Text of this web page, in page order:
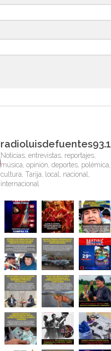
radioluisdefuentes93.1
Noticias, entrevistas, reportajes,
música, opinión, deportes, polémica,
cultura, Tarija, local, nacional,
internacional